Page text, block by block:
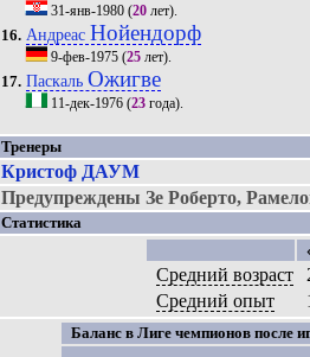
31-янв-1980(20лет).
16. Андреас Нойендорф
9-фев-1975(25лет).
17. Паскаль Ожигве
11-дек-1976(23года).
Тренеры
Кристоф ДАУМ
Предупреждены Зе Роберто,
Статистика
Средний возраст
Средний опыт
Баланс в Лиге чемпионов после